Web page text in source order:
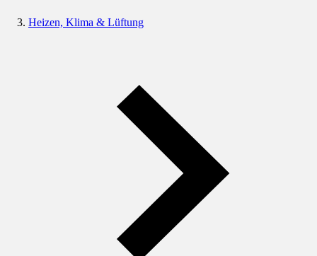
Heizen, Klima & Lüftung